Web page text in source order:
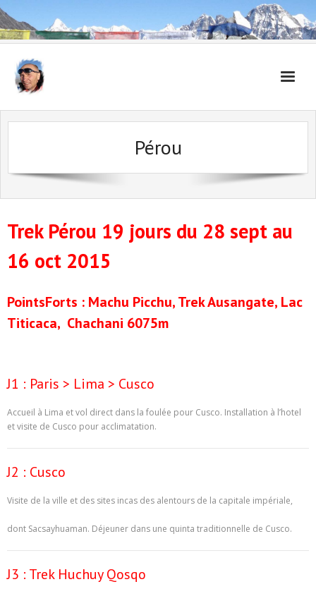
Accueil
Pérou
Trek Pérou 19 jours du 28 sept au
16 oct 2015
PointsForts : Machu Picchu, Trek Ausangate, Lac
Titicaca, Chachani 6075m
J1 : Paris > Lima > Cusco
Accueil à Lima et vol direct dans la foulée pour Cusco. Installation à l’hotel
et visite de Cusco pour acclimatation.
J2 : Cusco
Visite de la ville et des sites incas des alentours de la capitale impériale,
dont Sacsayhuaman. Déjeuner dans une quinta traditionnelle de Cusco.
J3 : Trek Huchuy Qosqo